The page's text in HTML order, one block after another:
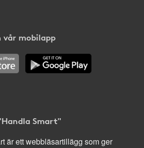
vår mobilapp
Smart"
är ett webbläsartillägg som ger